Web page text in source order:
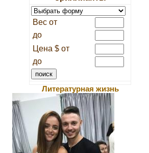
Вес от
до
Цена $ от
до
Литературная жизнь